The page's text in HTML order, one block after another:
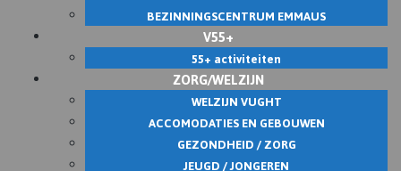
BEZINNINGSCENTRUM EMMAUS
V55+
55+ activiteiten
ZORG/WELZIJN
WELZIJN VUGHT
ACCOMODATIES EN GEBOUWEN
GEZONDHEID / ZORG
JEUGD / JONGEREN